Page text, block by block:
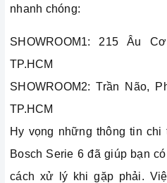
nhanh chóng:
SHOWROOM1: 215 Âu
TP.HCM
SHOWROOM2: Trần Não,
TP.HCM
Hy vọng những thông tin
Bosch Serie 6 đã giúp bạn
cách xử lý khi gặp phải.